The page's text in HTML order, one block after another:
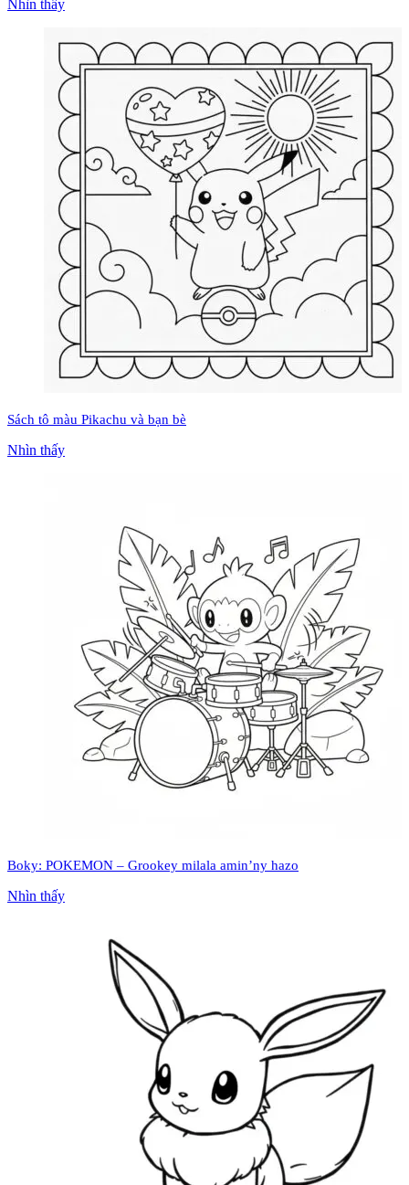
Nhìn thấy
Sách tô màu Pikachu và bạn bè
Nhìn thấy
Boky: POKEMON – Grookey milala amin’ny hazo
Nhìn thấy